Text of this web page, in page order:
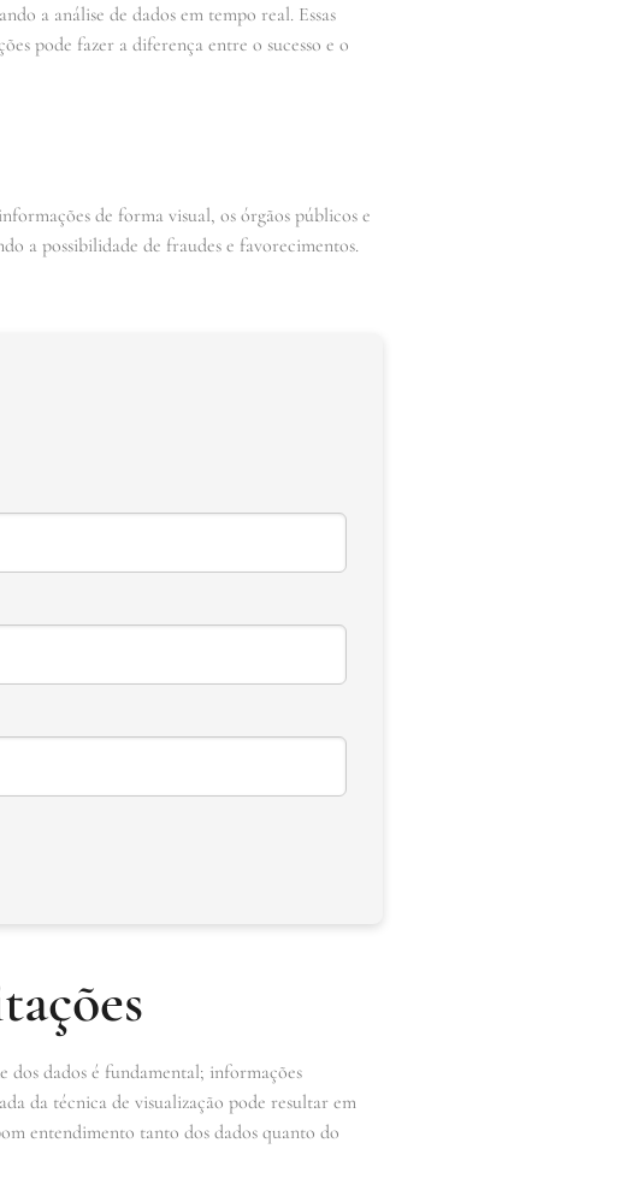
a análise de dados em tempo real. Essas
pode fazer a diferença entre o sucesso e o
de forma visual, os órgãos públicos e
a possibilidade de fraudes e favorecimentos.
dos dados é fundamental; informações
da técnica de visualização pode resultar em
entendimento tanto dos dados quanto do